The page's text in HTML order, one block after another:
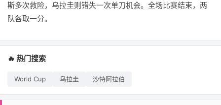
斯多次救险，乌拉圭则错失一次单刀机会。全场比赛结束，两
队各取一分。
🔥 热门搜索
World Cup 乌拉圭 沙特阿拉伯